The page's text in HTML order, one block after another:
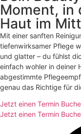
Moment, in
Haut im
Mit einer sanften
tiefenwirksamer Pflege
und glatter – du fühlst
einfach wohler in deiner
abgestimmte
genau das Richtige für
Jetzt einen Termin
Jetzt einen Termin